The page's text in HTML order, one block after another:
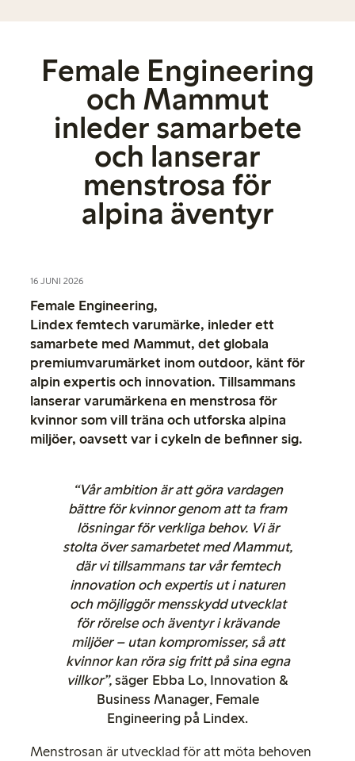
Female Engineering
och Mammut
inleder samarbete
och lanserar
menstrosa för
alpina äventyr
16 JUNI 2026
Female Engineering,
Lindex femtech varumärke, inleder ett
samarbete med Mammut, det globala
premiumvarumärket inom outdoor, känt för
alpin expertis och innovation. Tillsammans
lanserar varumärkena en menstrosa för
kvinnor som vill träna och utforska alpina
miljöer, oavsett var i cykeln de befinner sig.
“Vår ambition är att göra vardagen
bättre för kvinnor genom att ta fram
lösningar för verkliga behov. Vi är
stolta över samarbetet med Mammut,
där vi tillsammans tar vår femtech
innovation och expertis ut i naturen
och möjliggör mensskydd utvecklat
för rörelse och äventyr i krävande
miljöer – utan kompromisser, så att
kvinnor kan röra sig fritt på sina egna
villkor”,säger Ebba Lo, Innovation &
Business Manager, Female
Engineering på Lindex.
Menstrosan är utvecklad för att möta behoven